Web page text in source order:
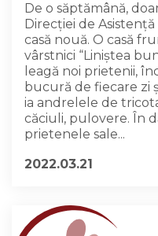
De o săptămână,
Direcției de
casă nouă. O casă
vârstnici “Liniștea
leagă noi prietenii,
bucură de fiecare zi
ia andrelele de
căciuli, pulovere. În
prietenele sale...
2022.03.21